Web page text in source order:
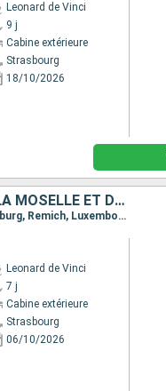
Leonard de Vinci
9 j
Cabine extérieure
Strasbourg
18/10/2026
4 FLEUVES : LES VALLÉES DU NECKAR, DU RHIN ROMANTIQUE, DE LA MOSELLE ET DE LA SARRE
Itinéraire : Strasbourg, Neckarsteinach, Heidelberg, Rudesheim, Cochem, Trêves, Saarburg, Remich, Luxembourg City, Remich
Leonard de Vinci
7 j
Cabine extérieure
Strasbourg
06/10/2026